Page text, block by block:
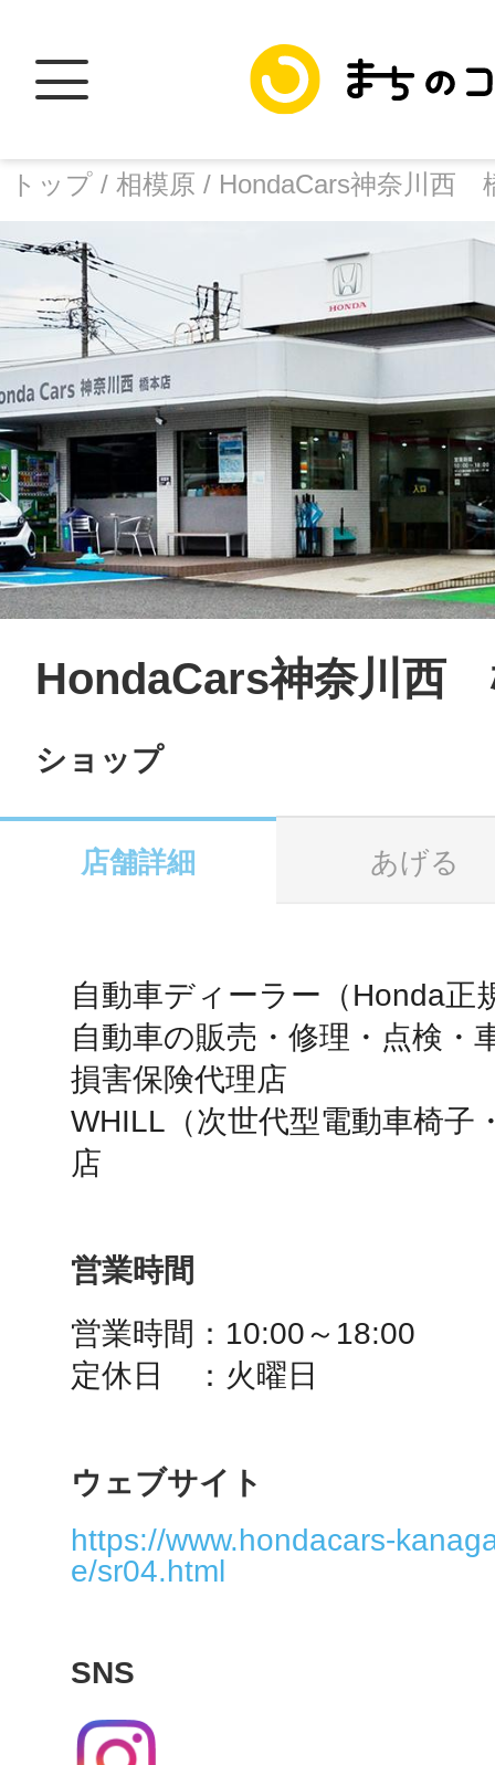
トップ / 相模原 / HondaCars神奈川西
facebook
X
LINE
SMS
HondaCars神奈川西
ショップ
店舗詳細 あげる
自動車ディーラー（Honda正
自動車の販売・修理・点検・
損害保険代理店
WHILL（次世代型電動車椅子
店
営業時間
営業時間：10:00～18:00
定休日　：火曜日
ウェブサイト
https://www.hondacars-
e/sr04.html
SNS
トップ
加盟スポットに
地域に導入を
秋葉原